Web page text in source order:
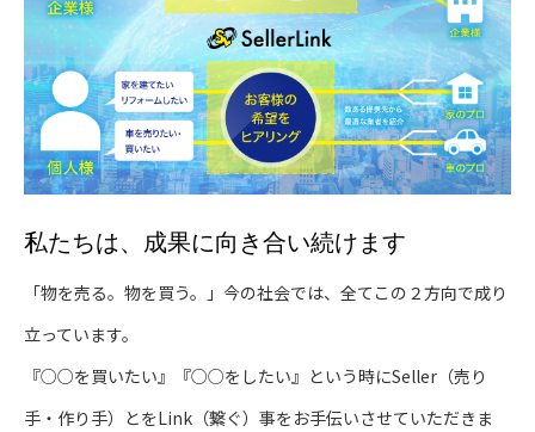
私たちは、成果に向き合い続けます
「物を売る。物を買う。」今の社会では、全てこの２方向で成り
立っています。
『○○を買いたい』『○○をしたい』という時にSeller（売り
手・作り手）とをLink（繋ぐ）事をお手伝いさせていただきま